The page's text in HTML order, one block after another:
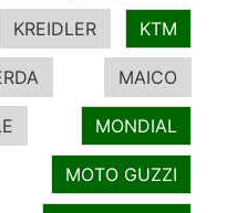
KREIDLER KTM
MAICO
MONDIAL
MOTO GUZZI